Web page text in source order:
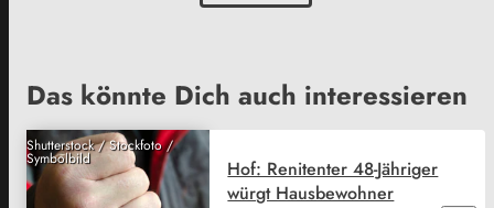
Das könnte Dich auch interessieren
Shutterstock / Stockfoto /
Symbolbild
Hof: Renitenter 48-Jähriger
würgt Hausbewohner